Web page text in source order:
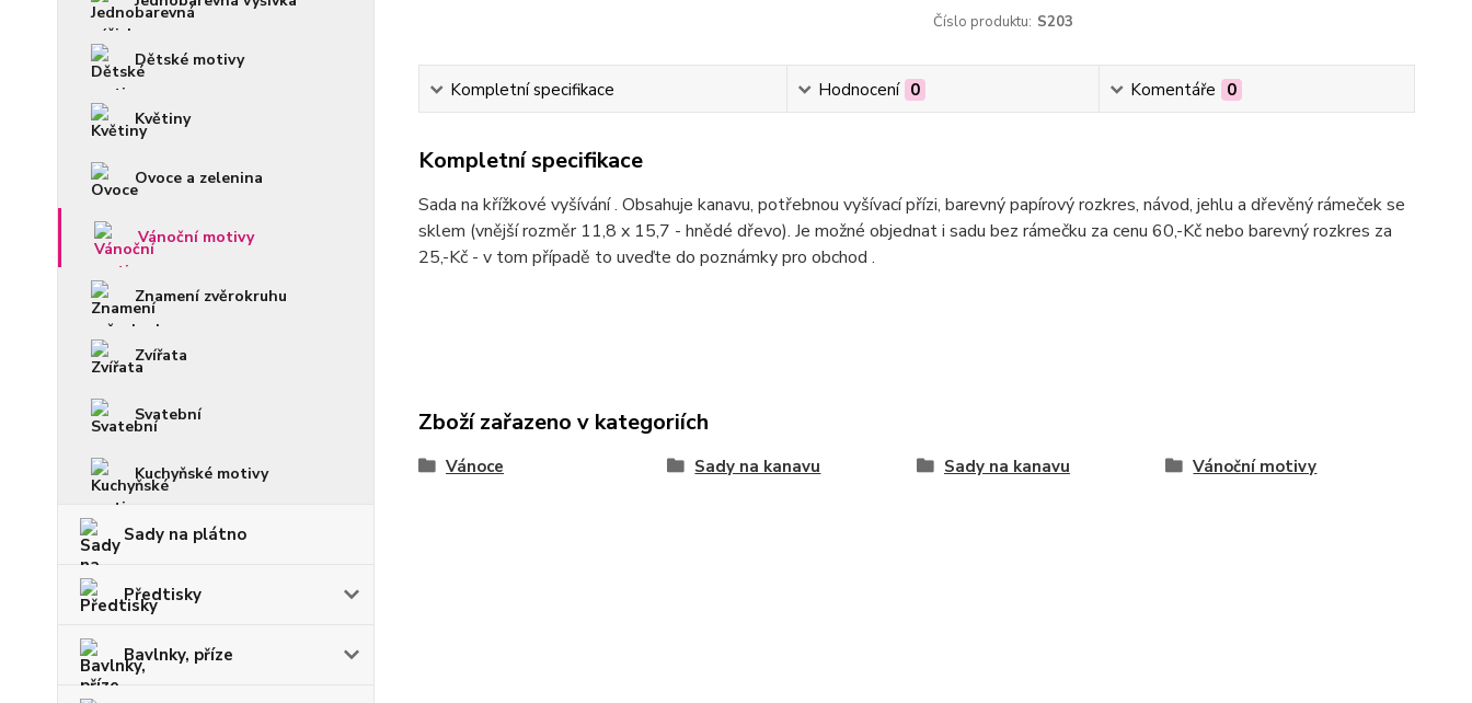
Dětské motivy
Květiny
Ovoce a zelenina
Vánoční motivy
Znamení zvěrokruhu
Zvířata
Svatební
Kuchyňské motivy
Sady na plátno
Předtisky
Bavlnky, příze
Číslo produktu: S203
Kompletní specifikace Hodnocení 0 Komentáře 0
Kompletní specifikace
Sada na křížkové vyšívání . Obsahuje kanavu, potřebnou vyšívací přízi, barevný papírový rozkres, návod, jehlu a dřevěný rámeček se
sklem (vnější rozměr 11,8 x 15,7 - hnědé dřevo). Je možné objednat i sadu bez rámečku za cenu 60,-Kč nebo barevný rozkres za
25,-Kč - v tom případě to uveďte do poznámky pro obchod .
Zboží zařazeno v kategoriích
Vánoce Sady na kanavu Sady na kanavu Vánoční motivy